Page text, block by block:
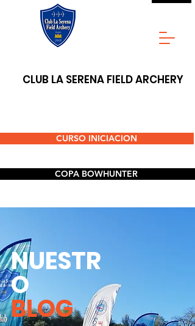
CLUB LA SERENA FIELD ARCHERY
CURSO INICIACION
COPA BOWHUNTER
NUESTR
O
BLOG